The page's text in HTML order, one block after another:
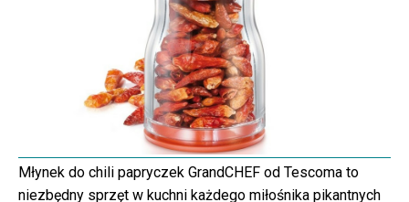
Młynek do chili papryczek GrandCHEF od Tescoma to
niezbędny sprzęt w kuchni każdego miłośnika pikantnych